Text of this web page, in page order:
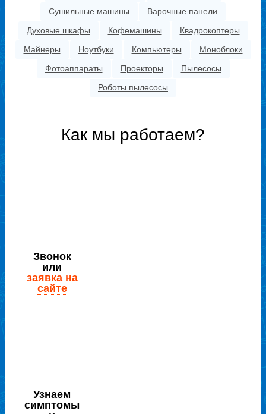
Сушильные машины
Варочные панели
Духовые шкафы
Кофемашины
Квадрокоптеры
Майнеры
Ноутбуки Компьютеры
Моноблоки
Фотоаппараты
Проекторы
Пылесосы
Роботы пылесосы
Как мы работаем?
Звонок
или
заявка на
сайте
Узнаем
симптомы